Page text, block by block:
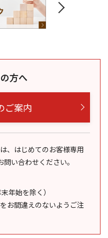
方へ
ご案内
、はじめてのお客様専用
問い合わせください。
年始を除く）
お間違えのないようご注